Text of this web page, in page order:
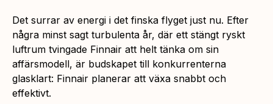
Det surrar av energi i det finska flyget just nu. Efter
några minst sagt turbulenta år, där ett stängt ryskt
luftrum tvingade Finnair att helt tänka om sin
affärsmodell, är budskapet till konkurrenterna
glasklart: Finnair planerar att växa snabbt och
effektivt.